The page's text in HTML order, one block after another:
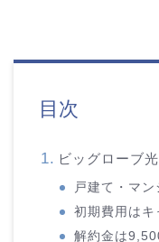
目次
ビッグローブ
戸建て・マ
初期費用はキ
解約金は